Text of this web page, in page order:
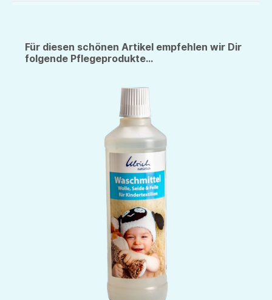
Für diesen schönen Artikel empfehlen wir Dir
folgende Pflegeprodukte...